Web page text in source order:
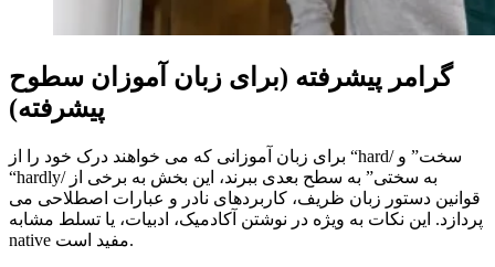
گرامر پیشرفته (برای زبان آموزان سطوح
پیشرفته)
برای زبان آموزانی که می خواهند درک خود را از “hard/ سخت” و
“hardly/ به سختی” به سطح بعدی ببرند، این بخش به برخی از
قوانین دستور زبان ظریف، کاربردهای نادر و عبارات اصطلاحی می
پردازد. این نکات به ویژه در نوشتن آکادمیک، ادبیات، یا تسلط مشابه
native مفید است.